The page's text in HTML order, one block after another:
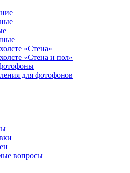
«Стена»
«Стена и пол»
для фотофонов
вопросы